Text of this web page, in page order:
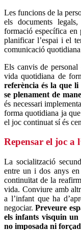
Les funcions de la
els documents
formació específica en
planificar l’espai i el
comunicació
Els canvis de
vida quotidiana de
referència és la que
se plenament de
és necessari
forma quotidiana ja
el joc continuat sí és
Repensar el joc a
La socialització
entre un i dos anys
continuïtat de la
vida. Conviure amb
a l’infant que ha
negociar.Preveure
els infants visquin un
no imposada ni